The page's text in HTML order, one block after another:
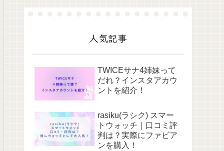
人気記事
TWICEサナ4姉妹って
だれ？インスタアカウ
ントを紹介！
rasiku(ラシク) スマー
トウォッチ｜口コミ評
判は？実際にファビア
ンを購入！